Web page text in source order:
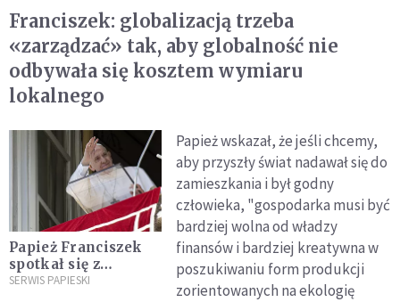
Franciszek: globalizacją trzeba
«zarządzać» tak, aby globalność nie
odbywała się kosztem wymiaru
lokalnego
Papież Franciszek
spotkał się z
premierem
SERWIS PAPIESKI
Papież wskazał, że jeśli chcemy,
aby przyszły świat nadawał się do
zamieszkania i był godny
człowieka, "gospodarka musi być
bardziej wolna od władzy
finansów i bardziej kreatywna w
poszukiwaniu form produkcji
zorientowanych na ekologię